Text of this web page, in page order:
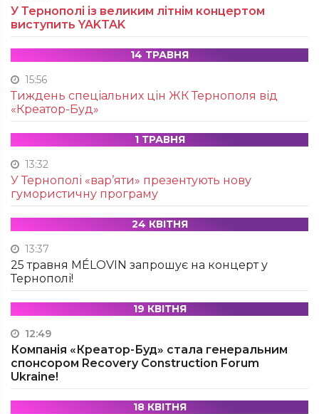
У Тернополі із великим літнім концертом
виступить YAKTAK
14 ТРАВНЯ
15:56
Тиждень спеціальних цін ЖК Тернополя від
«Креатор-Буд»
1 ТРАВНЯ
13:32
У Тернополі «вар’яти» презентують нову
гумористичну програму
24 КВІТНЯ
13:37
25 травня MÉLOVIN запрошує на концерт у
Тернополі!
19 КВІТНЯ
12:49
Компанія «Креатор-Буд» стала генеральним
спонсором Recovery Construction Forum
Ukraine!
18 КВІТНЯ